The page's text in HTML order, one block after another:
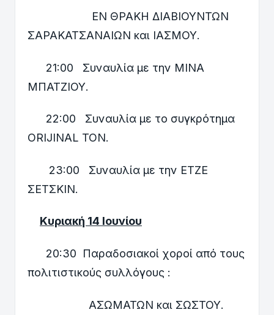
ΕΝ ΘΡΑΚΗ ΔΙΑΒΙΟΥΝΤΩΝ
ΣΑΡΑΚΑΤΣΑΝΑΙΩΝ και ΙΑΣΜΟΥ.
21:00 Συναυλία με την ΜΙΝΑ
ΜΠΑΤΖΙΟΥ.
22:00 Συναυλία με το συγκρότημα
ORIJINAL TON.
23:00 Συναυλία με την ΕΤΖΕ
ΣΕΤΣΚΙΝ.
Κυριακή 14 Ιουνίου
20:30 Παραδοσιακοί χοροί από τους
πολιτιστικούς συλλόγους :
ΑΣΩΜΑΤΩΝ και ΣΩΣΤΟΥ.